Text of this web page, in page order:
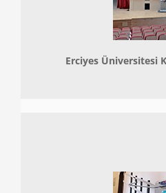
Erciyes Üniversitesi